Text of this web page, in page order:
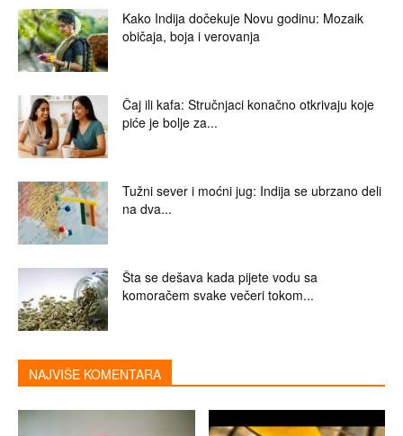
Kako Indija dočekuje Novu godinu: Mozaik
običaja, boja i verovanja
Čaj ili kafa: Stručnjaci konačno otkrivaju koje
piće je bolje za...
Tužni sever i moćni jug: Indija se ubrzano deli
na dva...
Šta se dešava kada pijete vodu sa
komoračem svake večeri tokom...
NAJVIŠE KOMENTARA